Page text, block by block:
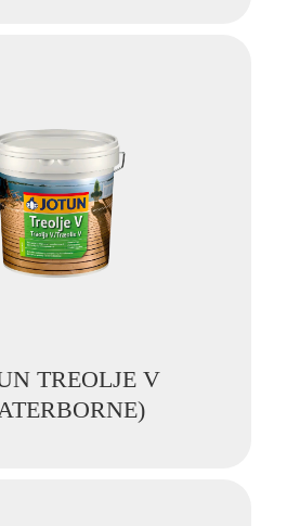
TREOLJE V